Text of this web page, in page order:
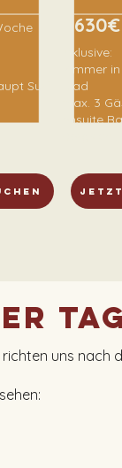
Surf
630€
Inklusive:
Zimmer
Riad
max. 3
ensuite
Jetzt
uns nach